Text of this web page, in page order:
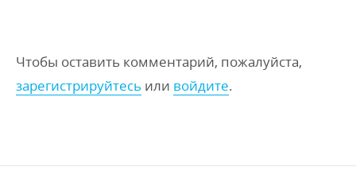
Чтобы оставить комментарий, пожалуйста,
зарегистрируйтесь или войдите.